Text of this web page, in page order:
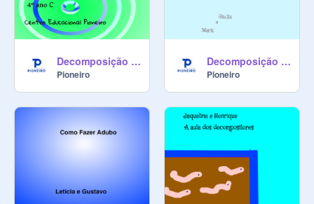
Decomposição - Naomi e Bruno
Pioneiro
Decomposição - Mark e Giulia
Pioneiro